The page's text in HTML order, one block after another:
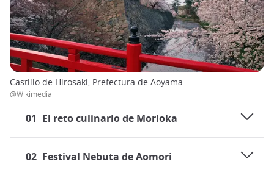
01 El reto culinario de Morioka
02 Festival Nebuta de Aomori
Castillo de Hirosaki, Prefectura de Aoyama
@Wikimedia